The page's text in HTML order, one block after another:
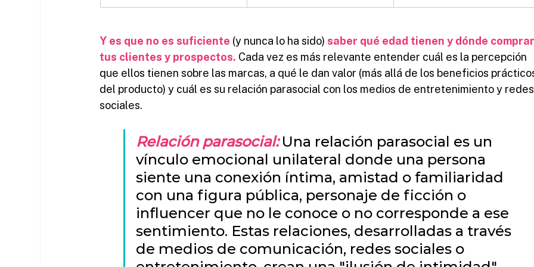
Y es que no es suficiente (y nunca lo ha sido) saber qué edad tienen y dónde
tus clientes y prospectos. Cada vez es más relevante entender cuál es la percepción
que ellos tienen sobre las marcas, a qué le dan valor (más allá de los beneficios
del producto) y cuál es su relación parasocial con los medios de entretenimiento y
sociales.
Relación parasocial: Una relación parasocial es un
vínculo emocional unilateral donde una persona
siente una conexión íntima, amistad o familiaridad
con una figura pública, personaje de ficción o
influencer que no le conoce o no corresponde a ese
sentimiento. Estas relaciones, desarrolladas a través
de medios de comunicación, redes sociales o